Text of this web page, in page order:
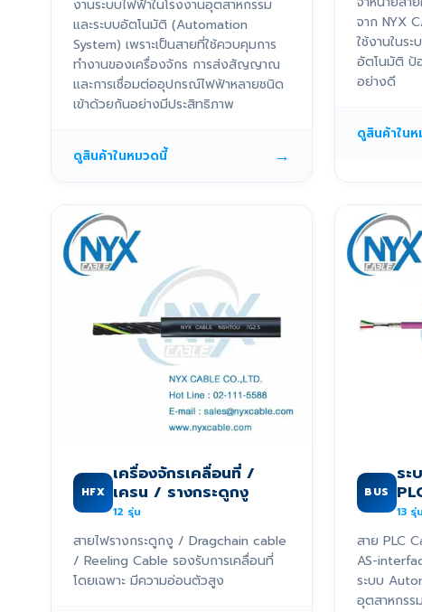
งานระบบไฟฟ้าในโรงงานอุตสาหกรรม
และระบบอัตโนมัติ (Automation
System) เพราะเป็นสายที่ใช้ควบคุมการ
ทำงานของเครื่องจักร การส่งสัญญาณ
และการเชื่อมต่ออุปกรณ์ไฟฟ้าหลายชนิด
เข้าด้วยกันอย่างมีประสิทธิภาพ
ดูสินค้าในหมวดนี้ →
จาก NYX
ใช้งานในร
อัตโนมัติ ป้
อย่างดี
ดูสินค้าใน
HFX
เครื่องจักรเคลื่อนที่ /
เครน / รางกระดูกงู
12 รุ่น
สายไฟรางกระดูกงู / Dragchain cable
/ Reeling Cable รองรับการเคลื่อนที่
โดยเฉพาะ มีความอ่อนตัวสูง
BUS
ร
13 รุ่น
สาย PLC
AS-
ระบบ
อุตสาหกรรม